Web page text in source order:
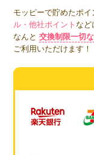
モッピーで貯めたポイ
ル・他社ポイントなど
なんと 交換制限一切な
ご利用いただけます！